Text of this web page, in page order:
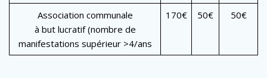
Association communale
à but lucratif (nombre de
manifestations supérieur >4/ans
170€ 50€ 50€